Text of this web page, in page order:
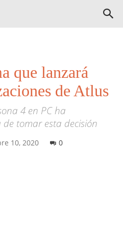
que lanzará
de Atlus
4 en PC ha
tomar esta decisión
10, 2020 0